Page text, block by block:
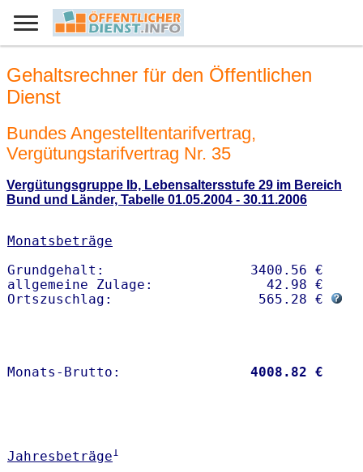
Gehaltsrechner für den Öffentlichen
Dienst
Bundes Angestelltentarifvertrag,
Vergütungstarifvertrag Nr. 35
Vergütungsgruppe Ib, Lebensaltersstufe 29 im Bereich
Bund und Länder, Tabelle 01.05.2004 - 30.11.2006
Monatsbeträge
Grundgehalt:                  3400.56 €
allgemeine Zulage:              42.98 €
Ortszuschlag:                  565.28 €
Monats-Brutto: 4008.82 €
Jahresbeträge1